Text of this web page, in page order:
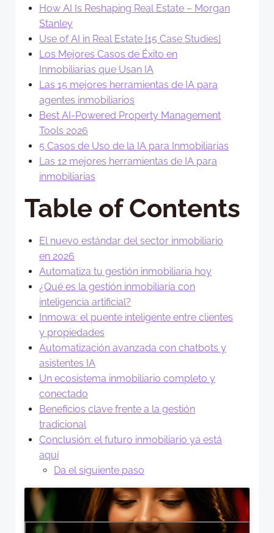
How AI Is Reshaping Real Estate – Morgan
Stanley
Use of AI in Real Estate [15 Case Studies]
Los Mejores Casos de Éxito en
Inmobiliarias que Usan IA
Las 15 mejores herramientas de IA para
agentes inmobiliarios
Best AI-Powered Property Management
Tools 2026
5 Casos de Uso de la IA para Inmobiliarias
Las 12 mejores herramientas de IA para
inmobiliarias
Table of Contents
El nuevo estándar del sector inmobiliario
en 2026
Automatiza tu gestión inmobiliaria hoy
¿Qué es la gestión inmobiliaria con
inteligencia artificial?
Inmowa: el puente inteligente entre clientes
y propiedades
Automatización avanzada con chatbots y
asistentes IA
Un ecosistema inmobiliario completo y
conectado
Beneficios clave frente a la gestión
tradicional
Conclusión: el futuro inmobiliario ya está
aquí
Da el siguiente paso